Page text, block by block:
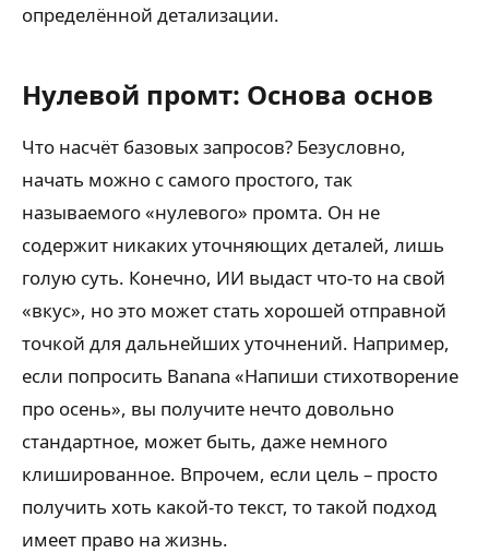
определённой детализации.
Нулевой промт: Основа основ
Что насчёт базовых запросов? Безусловно,
начать можно с самого простого, так
называемого «нулевого» промта. Он не
содержит никаких уточняющих деталей, лишь
голую суть. Конечно, ИИ выдаст что-то на свой
«вкус», но это может стать хорошей отправной
точкой для дальнейших уточнений. Например,
если попросить Banana «Напиши стихотворение
про осень», вы получите нечто довольно
стандартное, может быть, даже немного
клишированное. Впрочем, если цель – просто
получить хоть какой-то текст, то такой подход
имеет право на жизнь.